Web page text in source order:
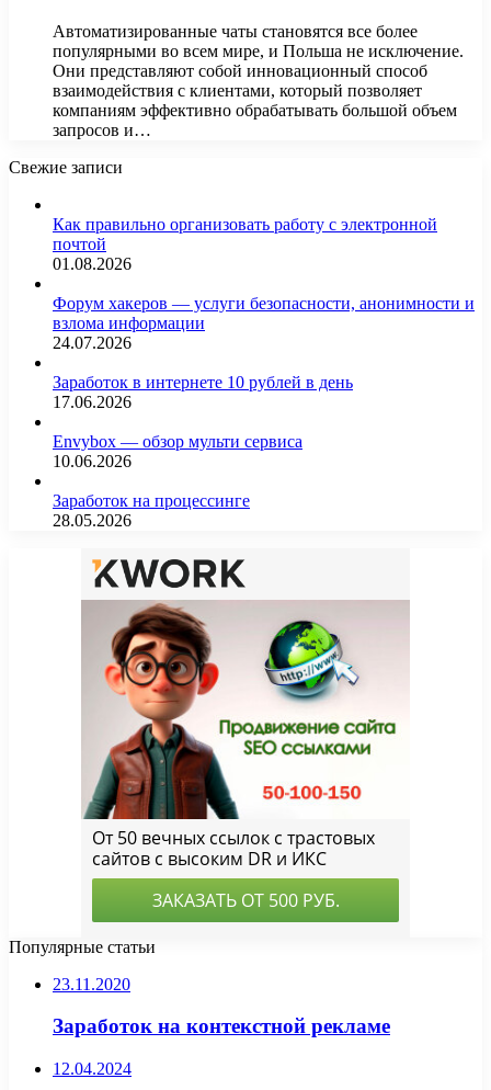
Автоматизированные чаты становятся все более
популярными во всем мире, и Польша не исключение.
Они представляют собой инновационный способ
взаимодействия с клиентами, который позволяет
компаниям эффективно обрабатывать большой объем
запросов и…
Свежие записи
Как правильно организовать работу с электронной
почтой
01.08.2026
Форум хакеров — услуги безопасности, анонимности и
взлома информации
24.07.2026
Заработок в интернете 10 рублей в день
17.06.2026
Envybox — обзор мульти сервиса
10.06.2026
Заработок на процессинге
28.05.2026
Популярные статьи
23.11.2020
Заработок на контекстной рекламе
12.04.2024